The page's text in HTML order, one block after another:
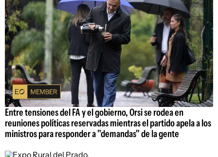
Entre tensiones del FA y el gobierno, Orsi se rodea en
reuniones políticas reservadas mientras el partido apela a los
ministros para responder a "demandas" de la gente